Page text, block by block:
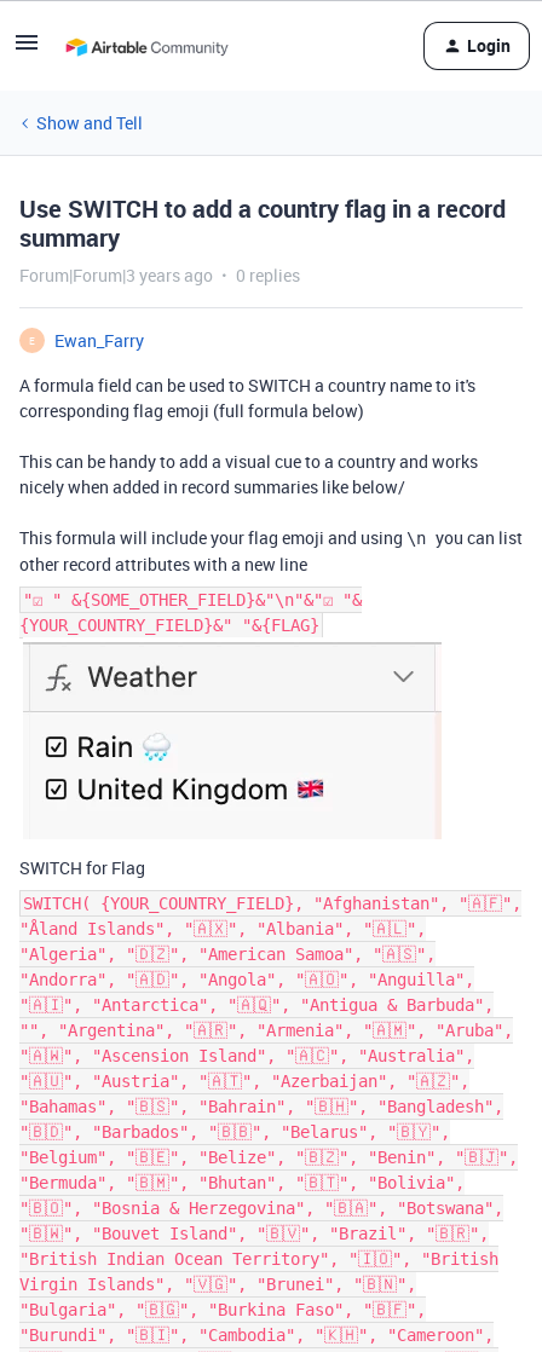
Login
Show and Tell
Use SWITCH to add a country flag in a record
summary
Forum|Forum|3 years ago 0 replies
E
Ewan_Farry
A formula field can be used to SWITCH a country name to it's
corresponding flag emoji (full formula below)
This can be handy to add a visual cue to a country and works
nicely when added in record summaries like below/
This formula will include your flag emoji and using \n you can list
other record attributes with a new line
"☑️ " &{SOME_OTHER_FIELD}&"\n"&"☑️ "&
{YOUR_COUNTRY_FIELD}&" "&{FLAG}
SWITCH for Flag
SWITCH( {YOUR_COUNTRY_FIELD}, "Afghanistan", "🇦🇫",
"Åland Islands", "🇦🇽", "Albania", "🇦🇱",
"Algeria", "🇩🇿", "American Samoa", "🇦🇸",
"Andorra", "🇦🇩", "Angola", "🇦🇴", "Anguilla",
"🇦🇮", "Antarctica", "🇦🇶", "Antigua & Barbuda",
" ", "Argentina", "🇦🇷", "Armenia", "🇦🇲", "Aruba",
"🇦🇼", "Ascension Island", "🇦🇨", "Australia",
"🇦🇺", "Austria", "🇦🇹", "Azerbaijan", "🇦🇿",
"Bahamas", "🇧🇸", "Bahrain", "🇧🇭", "Bangladesh",
"🇧🇩", "Barbados", "🇧🇧", "Belarus", "🇧🇾",
"Belgium", "🇧🇪", "Belize", "🇧🇿", "Benin", "🇧🇯",
"Bermuda", "🇧🇲", "Bhutan", "🇧🇹", "Bolivia",
"🇧🇴", "Bosnia & Herzegovina", "🇧🇦", "Botswana",
"🇧🇼", "Bouvet Island", "🇧🇻", "Brazil", "🇧🇷",
"British Indian Ocean Territory", "🇮🇴", "British
Virgin Islands", "🇻🇬", "Brunei", "🇧🇳",
"Bulgaria", "🇧🇬", "Burkina Faso", "🇧🇫",
"Burundi", "🇧🇮", "Cambodia", "🇰🇭", "Cameroon",